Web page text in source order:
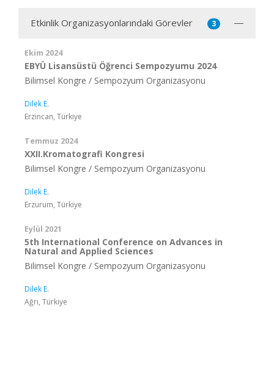
Etkinlik Organizasyonlarındaki Görevler 3
Ekim 2024
EBYÜ Lisansüstü Öğrenci Sempozyumu 2024
Bilimsel Kongre / Sempozyum Organizasyonu
Dilek E.
Erzincan, Türkiye
Temmuz 2024
XXII.Kromatografi Kongresi
Bilimsel Kongre / Sempozyum Organizasyonu
Dilek E.
Erzurum, Türkiye
Eylül 2021
5th International Conference on Advances in
Natural and Applied Sciences
Bilimsel Kongre / Sempozyum Organizasyonu
Dilek E.
Ağrı, Türkiye